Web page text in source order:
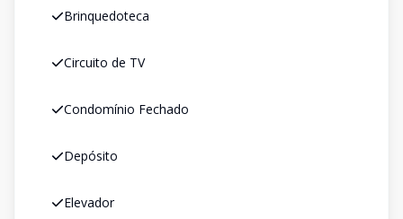
Brinquedoteca
Circuito de TV
Condomínio Fechado
Depósito
Elevador